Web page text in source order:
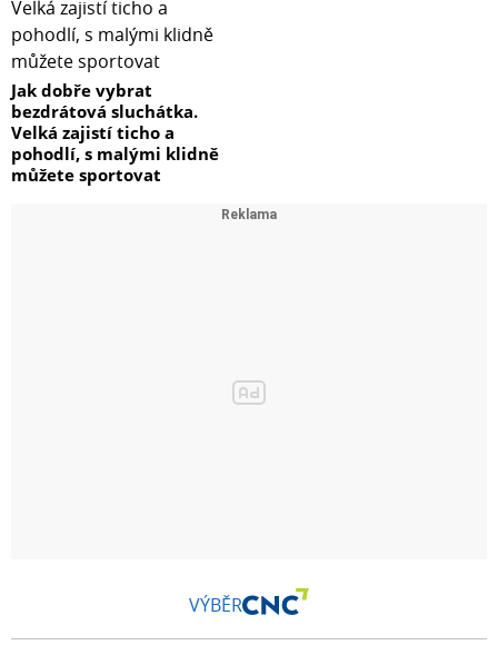
Jak dobře vybrat
bezdrátová sluchátka.
Velká zajistí ticho a
pohodlí, s malými klidně
můžete sportovat
VÝBĚR